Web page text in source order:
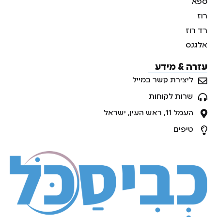
ספא
רוז
רד רוז
אלגנס
עזרה & מידע
ליצירת קשר במייל
שרות לקוחות
העמל 11, ראש העין, ישראל
טיפים